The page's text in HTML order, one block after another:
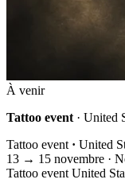
À venir
Tattoo event · United
Tattoo event · United
13 → 15 novembre ·
Tattoo event United